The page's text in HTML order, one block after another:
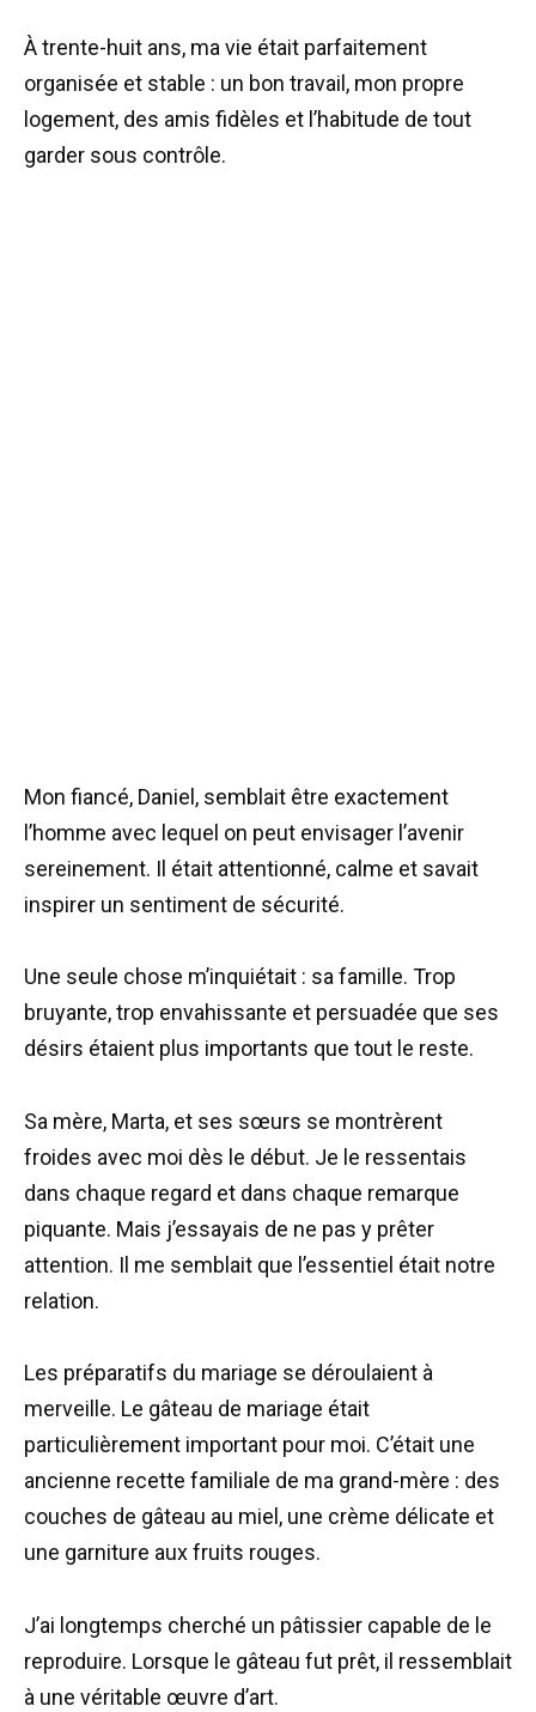
À trente-huit ans, ma vie était parfaitement
organisée et stable : un bon travail, mon propre
logement, des amis fidèles et l’habitude de tout
garder sous contrôle.
Mon fiancé, Daniel, semblait être exactement
l’homme avec lequel on peut envisager l’avenir
sereinement. Il était attentionné, calme et savait
inspirer un sentiment de sécurité.
Une seule chose m’inquiétait : sa famille. Trop
bruyante, trop envahissante et persuadée que ses
désirs étaient plus importants que tout le reste.
Sa mère, Marta, et ses sœurs se montrèrent
froides avec moi dès le début. Je le ressentais
dans chaque regard et dans chaque remarque
piquante. Mais j’essayais de ne pas y prêter
attention. Il me semblait que l’essentiel était notre
relation.
Les préparatifs du mariage se déroulaient à
merveille. Le gâteau de mariage était
particulièrement important pour moi. C’était une
ancienne recette familiale de ma grand-mère : des
couches de gâteau au miel, une crème délicate et
une garniture aux fruits rouges.
J’ai longtemps cherché un pâtissier capable de le
reproduire. Lorsque le gâteau fut prêt, il ressemblait
à une véritable œuvre d’art.